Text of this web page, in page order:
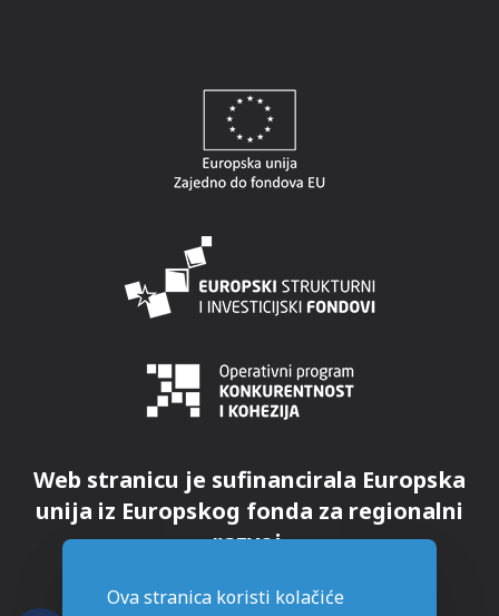
Web stranicu je sufinancirala Europska
unija iz Europskog fonda za regionalni
razvoj.
Ova stranica koristi kolačiće